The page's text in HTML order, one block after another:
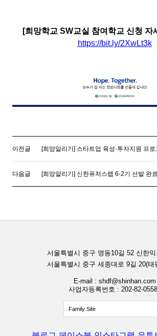
[희망학교 SW교실 참여학교 신청 자
https://bit.ly/2XwLt3k
이전글
다음글 [희망알리기] 신한퓨처스랩 6-2기 선발 완
서울특별시 중구 명동10길 52 신한
서울특별시 중구 세종대로 9길 20(태
E-mail : shdf@shinhan.com
사업자등록번호 : 202-82-
Family Site